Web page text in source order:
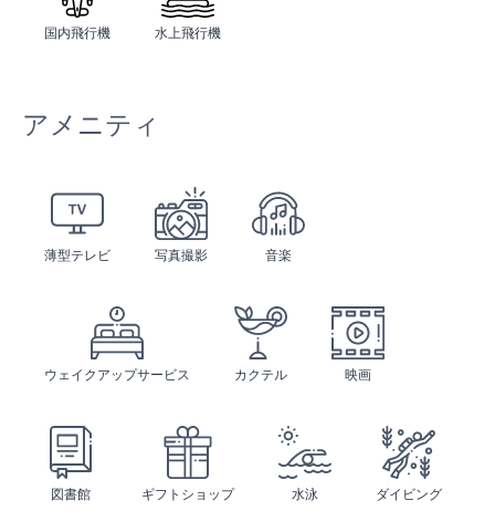
国内飛行機 水上飛行機
アメニティ
薄型テレビ 写真撮影 音楽
ウェイクアップサービス カクテル 映画
図書館 ギフトショップ 水泳 ダイビング